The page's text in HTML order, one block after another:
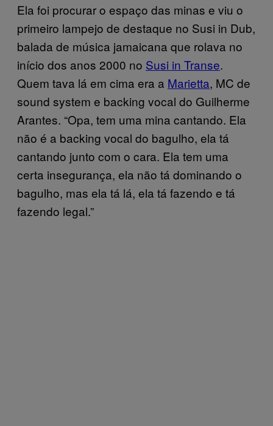
Ela foi procurar o espaço das minas e viu o
primeiro lampejo de destaque no Susi in Dub,
balada de música jamaicana que rolava no
início dos anos 2000 no Susi in Transe.
Quem tava lá em cima era a Marietta, MC de
sound system e backing vocal do Guilherme
Arantes. “Opa, tem uma mina cantando. Ela
não é a backing vocal do bagulho, ela tá
cantando junto com o cara. Ela tem uma
certa insegurança, ela não tá dominando o
bagulho, mas ela tá lá, ela tá fazendo e tá
fazendo legal.”